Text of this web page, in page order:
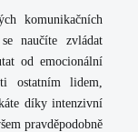
komunikačních
naučíte zvládat
od emocionální
ostatním lidem,
díky intenzivní
pravděpodobně